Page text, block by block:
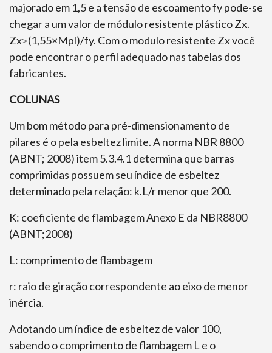
majorado em 1,5 e a tensão de escoamento fy pode-se
chegar a um valor de módulo resistente plástico Zx.
Zx≥(1,55×Mpl)/fy. Com o modulo resistente Zx você
pode encontrar o perfil adequado nas tabelas dos
fabricantes.
COLUNAS
Um bom método para pré-dimensionamento de
pilares é o pela esbeltez limite. A norma NBR 8800
(ABNT; 2008) item 5.3.4.1 determina que barras
comprimidas possuem seu índice de esbeltez
determinado pela relação: k.L/r menor que 200.
K: coeficiente de flambagem Anexo E da NBR8800
(ABNT;2008)
L: comprimento de flambagem
r: raio de giração correspondente ao eixo de menor
inércia.
Adotando um índice de esbeltez de valor 100,
sabendo o comprimento de flambagem L e o